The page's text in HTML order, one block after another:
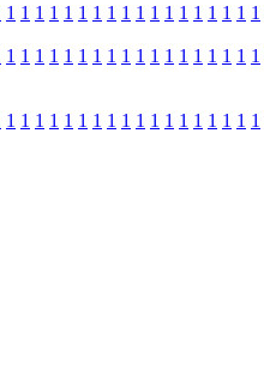
1 1 1 1 1 1 1 1 1 1 1 1 1 1 1 1 1 1
1 1 1 1 1 1 1 1 1 1 1 1 1 1 1 1 1 1
1 1 1 1 1 1 1 1 1 1 1 1 1 1 1 1 1 1